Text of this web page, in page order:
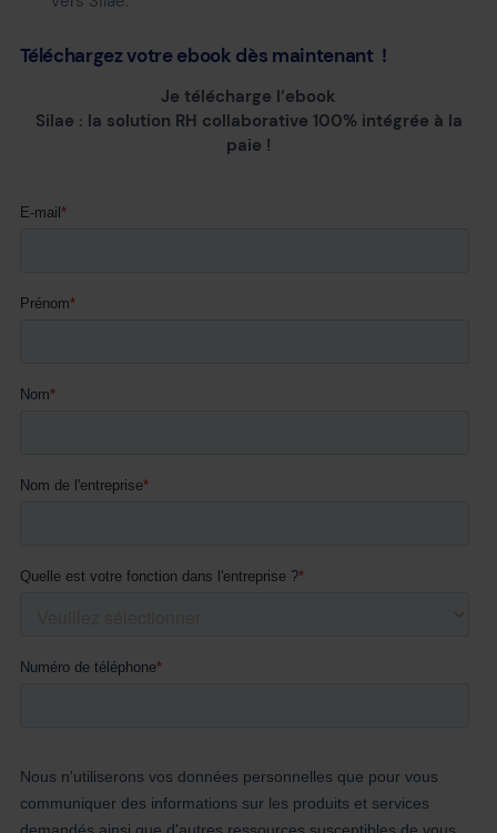
Téléchargez votre ebook dès maintenant !
Je télécharge l’ebook
Silae : la solution RH collaborative 100% intégrée à la
paie !